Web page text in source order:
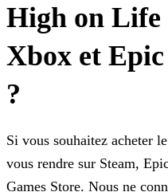
High on Life
Xbox et
?
Si vous souhaitez acheter
vous rendre sur Steam,
Games Store. Nous ne